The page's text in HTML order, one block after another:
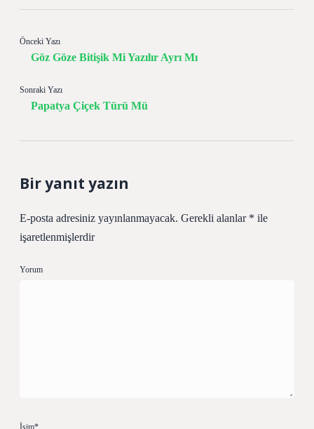
Önceki Yazı
Göz Göze Bitişik Mi Yazılır Ayrı Mı
Sonraki Yazı
Papatya Çiçek Türü Mü
Bir yanıt yazın
E-posta adresiniz yayınlanmayacak. Gerekli alanlar * ile
işaretlenmişlerdir
Yorum
İsim*